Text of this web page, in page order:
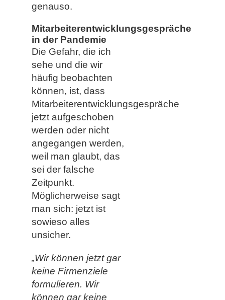
genauso.
Mitarbeiterentwicklungsgespräche
in der Pandemie
Die Gefahr, die ich
sehe und die wir
häufig beobachten
können, ist, dass
Mitarbeiterentwicklungsgespräche
jetzt aufgeschoben
werden oder nicht
angegangen werden,
weil man glaubt, das
sei der falsche
Zeitpunkt.
Möglicherweise sagt
man sich: jetzt ist
sowieso alles
unsicher.
„Wir können jetzt gar
keine Firmenziele
formulieren. Wir
können gar keine